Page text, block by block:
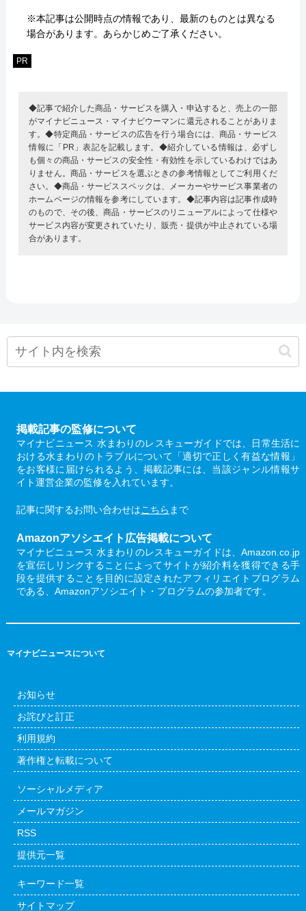
※本記事は公開時点の情報であり、最新のものとは異なる
場合があります。あらかじめご了承ください。
PR
◆記事で紹介した商品・サービスを購入・申込すると、売上の一部
がマイナビニュース・マイナビウーマンに還元されることがありま
す。◆特定商品・サービスの広告を行う場合には、商品・サービス
情報に「PR」表記を記載します。◆紹介している情報は、必ずし
も個々の商品・サービスの安全性・有効性を示しているわけではあ
りません。商品・サービスを選ぶときの参考情報としてご利用くだ
さい。◆商品・サービススペックは、メーカーやサービス事業者の
ホームページの情報を参考にしています。◆記事内容は記事作成時
のもので、その後、商品・サービスのリニューアルによって仕様や
サービス内容が変更されていたり、販売・提供が中止されている場
合があります。
掲載記事の監修について
マイナビニュース 水まわりのレスキューガイドでは、日常生活に
おける水まわりのトラブルについて「適切で正しく有益な情報」
をお客様に届けられるよう、掲載記事には、当該ジャンル情報サ
イト運営企業の監修を入れています。
記事に関するお問い合わせはこちら まで
Amazonアソシエイト広告掲載について
マイナビニュース 水まわりのレスキューガイドは、Amazon.co.jp
を宣伝しリンクすることによってサイトが紹介料を獲得できる手
段を提供することを目的に設定されたアフィリエイトプログラム
である、Amazonアソシエイト・プログラムの参加者です。
マイナビニュースについて
お知らせ
お詫びと訂正
利用規約
著作権と転載について
ソーシャルメディア
メールマガジン
RSS
提供元一覧
キーワード一覧
サイトマップ